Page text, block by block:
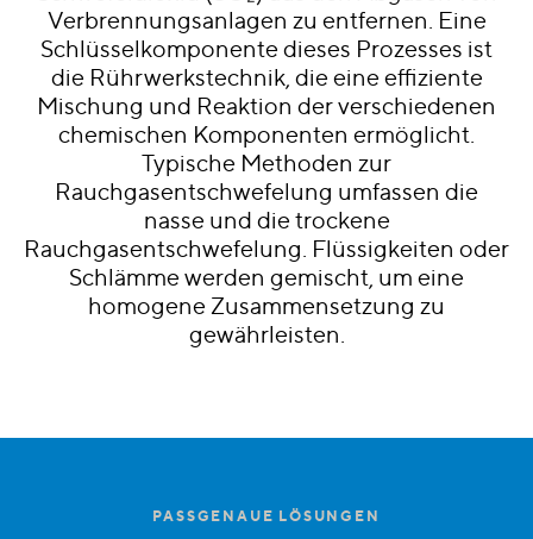
Verbrennungsanlagen zu entfernen. Eine
Schlüsselkomponente dieses Prozesses ist
die Rührwerkstechnik, die eine effiziente
Mischung und Reaktion der verschiedenen
chemischen Komponenten ermöglicht.
Typische Methoden zur
Rauchgasentschwefelung umfassen die
nasse und die trockene
Rauchgasentschwefelung. Flüssigkeiten oder
Schlämme werden gemischt, um eine
homogene Zusammensetzung zu
gewährleisten.
PASSGENAUE LÖSUNGEN